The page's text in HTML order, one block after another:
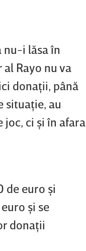
nu-i lăsa în
Rayo nu va
donaţii, până
situaţie, au
ci şi în afara
de euro şi
şi se
donaţii